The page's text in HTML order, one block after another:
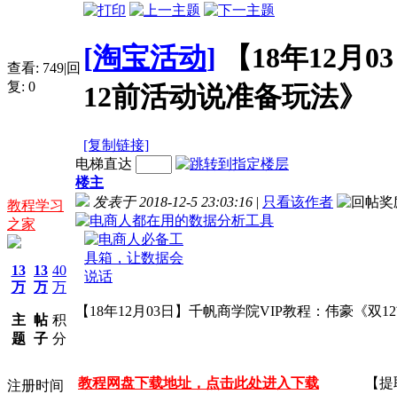
查看: 749|回
复: 0
[淘宝活动]
【18年12月
12前活动说准备玩法》
[复制链接]
教程学习
之家
13
万
主
题
13
万
帖
子
40
万
积
分
注册时间
电梯直达
楼主
发表于 2018-12-5 23:03:16 | 只看该作者
【18年12月03日】千帆商学院VIP教程：伟豪《双
教程网盘下载地址，点击此处进入下载 【